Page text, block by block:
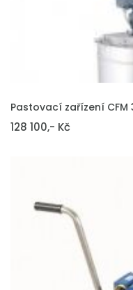
VLOŽIT DO KOŠÍKU
Pastovací zařízení
128 100,- Kč